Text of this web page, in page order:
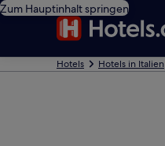
Zum Hauptinhalt springen
Hotels Hotels in Italien